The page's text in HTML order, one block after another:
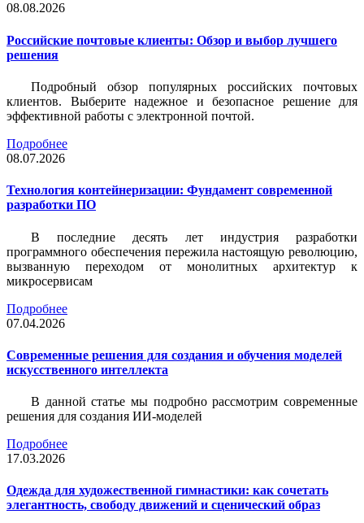
08.08.2026
Российские почтовые клиенты: Обзор и выбор лучшего
решения
Подробный обзор популярных российских почтовых
клиентов. Выберите надежное и безопасное решение для
эффективной работы с электронной почтой.
Подробнее
08.07.2026
Технология контейнеризации: Фундамент современной
разработки ПО
В последние десять лет индустрия разработки
программного обеспечения пережила настоящую революцию,
вызванную переходом от монолитных архитектур к
микросервисам
Подробнее
07.04.2026
Современные решения для создания и обучения моделей
искусственного интеллекта
В данной статье мы подробно рассмотрим современные
решения для создания ИИ-моделей
Подробнее
17.03.2026
Одежда для художественной гимнастики: как сочетать
элегантность, свободу движений и сценический образ